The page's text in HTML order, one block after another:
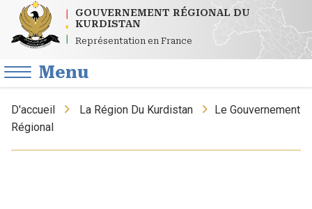
GOUVERNEMENT RÉGIONAL DU
KURDISTAN
Représentation en France
Menu
D'accueil La Région Du Kurdistan
Le Gouvernement
Régional